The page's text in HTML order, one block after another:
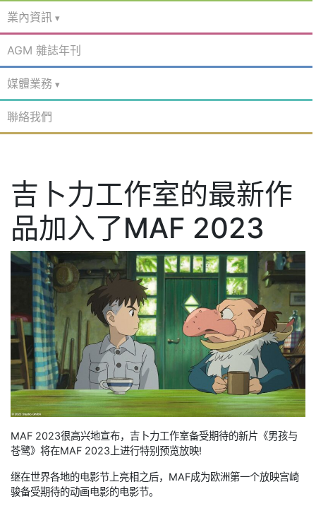
業內資訊
AGM 雜誌年刊
媒體業務
聯絡我們
吉卜力工作室的最新作
品加入了MAF 2023
MAF 2023很高兴地宣布，吉卜力工作室备受期待的新片《男孩与
苍鹭》将在MAF 2023上进行特别预览放映!
继在世界各地的电影节上亮相之后，MAF成为欧洲第一个放映宫崎
骏备受期待的动画电影的电影节。